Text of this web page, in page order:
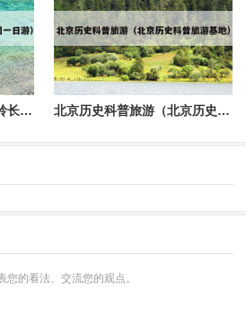
八达岭长城跟团游（八达岭长城跟团一日游） 北京历史科普旅游（北京历史科普旅游基地）
的看法、交流您的观点。